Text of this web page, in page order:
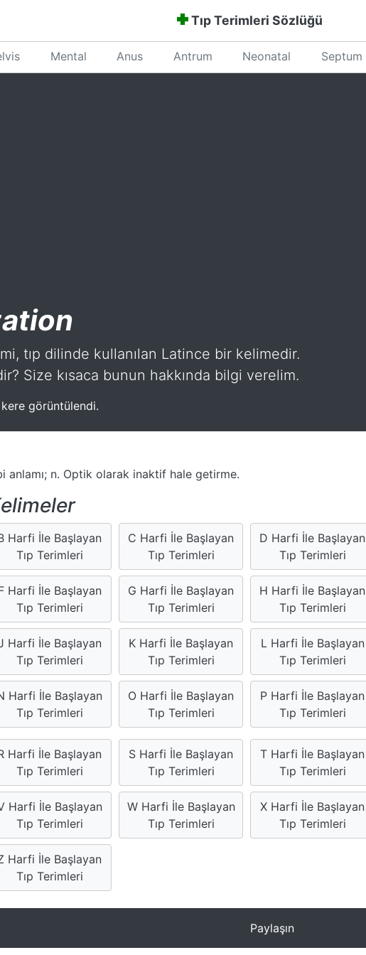
Tıp Terimleri Sözlüğü
Mental Anus Antrum Neonatal Septum
tıp dilinde kullanılan Latince bir kelimedir.
Size kısaca bunun hakkında bilgi verelim.
görüntülendi.
anlamı; n. Optik olarak inaktif hale getirme.
Harfi İle Başlayan
Tıp Terimleri
C Harfi İle Başlayan
Tıp Terimleri
D Harfi İle Başlayan
Tıp Terimleri
Harfi İle Başlayan
Tıp Terimleri
G Harfi İle Başlayan
Tıp Terimleri
H Harfi İle Başlayan
Tıp Terimleri
Harfi İle Başlayan
Tıp Terimleri
K Harfi İle Başlayan
Tıp Terimleri
L Harfi İle Başlayan
Tıp Terimleri
Harfi İle Başlayan
Tıp Terimleri
O Harfi İle Başlayan
Tıp Terimleri
P Harfi İle Başlayan
Tıp Terimleri
Harfi İle Başlayan
Tıp Terimleri
S Harfi İle Başlayan
Tıp Terimleri
T Harfi İle Başlayan
Tıp Terimleri
Harfi İle Başlayan
Tıp Terimleri
W Harfi İle Başlayan
Tıp Terimleri
X Harfi İle Başlayan
Tıp Terimleri
Harfi İle Başlayan
Tıp Terimleri
Paylaşın